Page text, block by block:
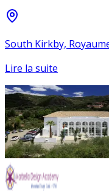
South Kirkby,
Lire la suite